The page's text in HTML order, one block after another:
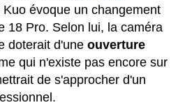
évoque un changement
18 Pro. Selon lui, la caméra
doterait d'uneouverture
qui n'existe pas encore sur
de s'approcher d'un